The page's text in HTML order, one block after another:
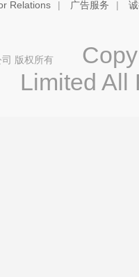
Relations | 广告服务 |
版权所有
Limited All